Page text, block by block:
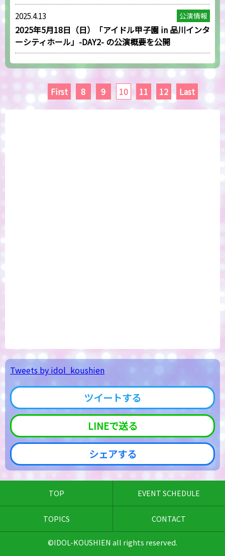
2025.4.13 公演情報
2025年5月18日（日）「アイドル甲子園 in 品川インタ
ーシティホール」-DAY2- の公演概要を公開
First 8 9 10 11 12 Last
Tweets by idol_koushien
ツイートする
LINEで送る
シェアする
TOP EVENT SCHEDULE
TOPICS CONTACT
©IDOL-KOUSHIEN all rights reserved.